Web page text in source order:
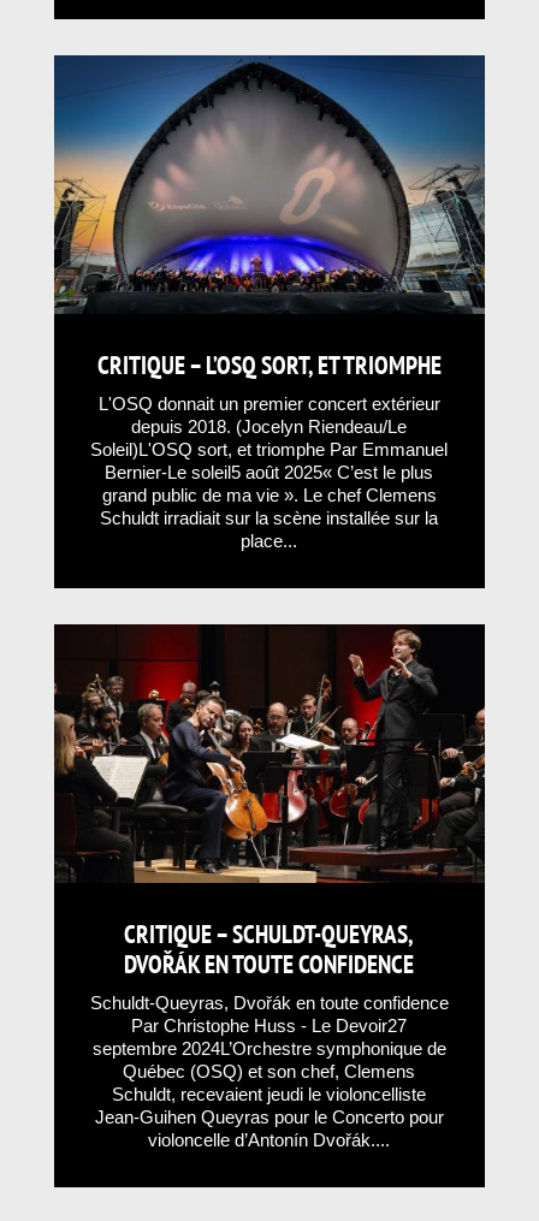
CRITIQUE – L’OSQ SORT, ET TRIOMPHE
L'OSQ donnait un premier concert extérieur
depuis 2018. (Jocelyn Riendeau/Le
Soleil)L'OSQ sort, et triomphe Par Emmanuel
Bernier-Le soleil5 août 2025« C’est le plus
grand public de ma vie ». Le chef Clemens
Schuldt irradiait sur la scène installée sur la
place...
CRITIQUE – SCHULDT-QUEYRAS,
DVOŘÁK EN TOUTE CONFIDENCE
Schuldt-Queyras, Dvořák en toute confidence
Par Christophe Huss - Le Devoir27
septembre 2024L’Orchestre symphonique de
Québec (OSQ) et son chef, Clemens
Schuldt, recevaient jeudi le violoncelliste
Jean-Guihen Queyras pour le Concerto pour
violoncelle d’Antonín Dvořák....